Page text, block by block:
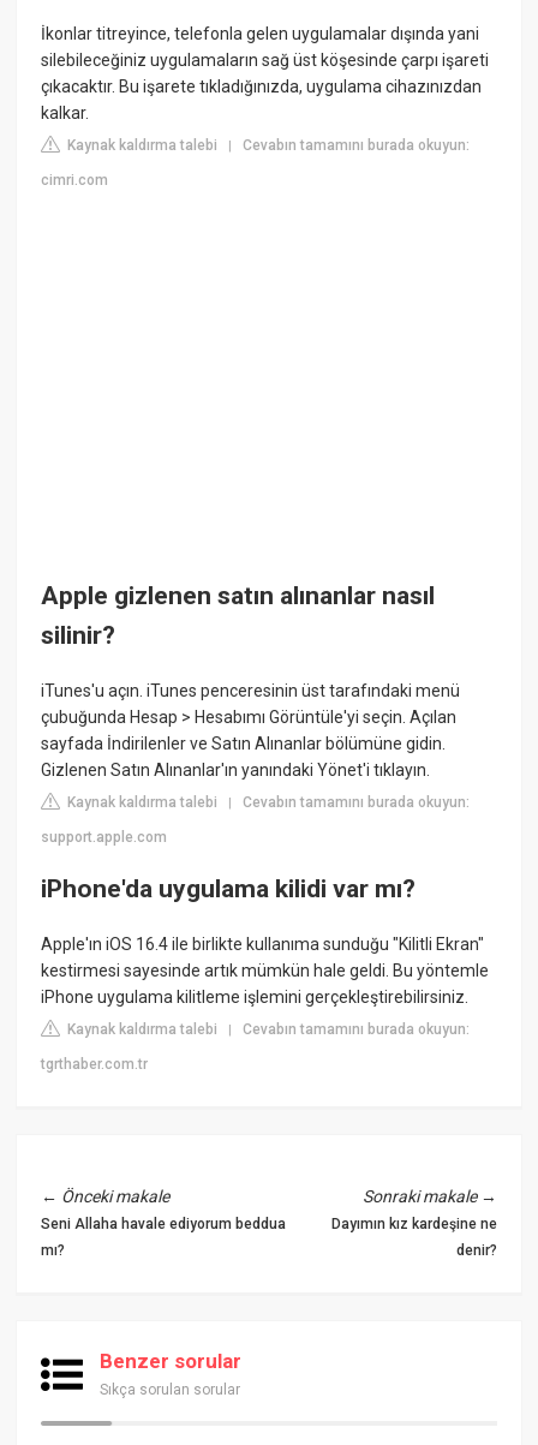
İkonlar titreyince, telefonla gelen uygulamalar dışında yani
silebileceğiniz uygulamaların sağ üst köşesinde çarpı işareti
çıkacaktır. Bu işarete tıkladığınızda, uygulama cihazınızdan
kalkar.
Kaynak kaldırma talebi |Cevabın tamamını burada okuyun:
cimri.com
Apple gizlenen satın alınanlar nasıl
silinir?
iTunes'u açın. iTunes penceresinin üst tarafındaki menü
çubuğunda Hesap > Hesabımı Görüntüle'yi seçin. Açılan
sayfada İndirilenler ve Satın Alınanlar bölümüne gidin.
Gizlenen Satın Alınanlar'ın yanındaki Yönet'i tıklayın.
Kaynak kaldırma talebi |Cevabın tamamını burada okuyun:
support.apple.com
iPhone'da uygulama kilidi var mı?
Apple'ın iOS 16.4 ile birlikte kullanıma sunduğu "Kilitli Ekran"
kestirmesi sayesinde artık mümkün hale geldi. Bu yöntemle
iPhone uygulama kilitleme işlemini gerçekleştirebilirsiniz.
Kaynak kaldırma talebi |Cevabın tamamını burada okuyun:
tgrthaber.com.tr
← Önceki makale
Seni Allaha havale ediyorum beddua
mı?
Sonraki makale→
Dayımın kız kardeşine ne
denir?
Benzer sorular
Sıkça sorulan sorular